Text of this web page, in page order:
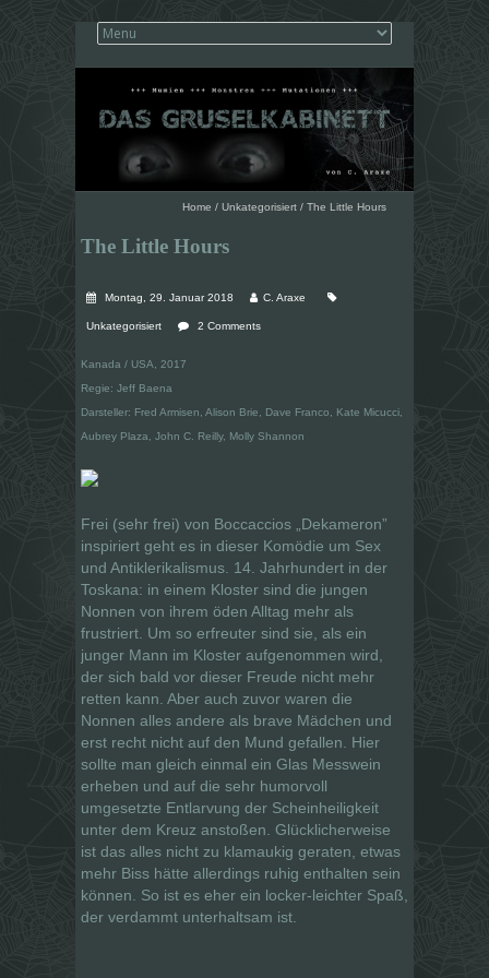
Home / Unkategorisiert / The Little Hours
The Little Hours
Montag, 29. Januar 2018 C. Araxe
Unkategorisiert 2 Comments
Kanada / USA, 2017
Regie: Jeff Baena
Darsteller: Fred Armisen, Alison Brie, Dave Franco, Kate Micucci,
Aubrey Plaza, John C. Reilly, Molly Shannon
Frei (sehr frei) von Boccaccios „Dekameron”
inspiriert geht es in dieser Komödie um Sex
und An­ti­kle­ri­ka­lis­mus. 14. Jahrhundert in der
Toskana: in einem Kloster sind die jungen
Nonnen von ihrem öden Alltag mehr als
frustriert. Um so erfreuter sind sie, als ein
junger Mann im Kloster aufgenommen wird,
der sich bald vor dieser Freude nicht mehr
retten kann. Aber auch zuvor waren die
Nonnen alles andere als brave Mädchen und
erst recht nicht auf den Mund gefallen. Hier
sollte man gleich einmal ein Glas Messwein
erheben und auf die sehr humorvoll
umgesetzte Entlarvung der Scheinheiligkeit
unter dem Kreuz anstoßen. Glücklicherweise
ist das alles nicht zu klamaukig geraten, etwas
mehr Biss hätte allerdings ruhig enthalten sein
können. So ist es eher ein locker-leichter Spaß,
der verdammt unterhaltsam ist.